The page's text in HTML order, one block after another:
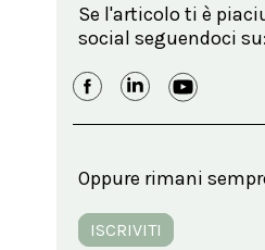
Se l'articolo ti è
social seguendoci su:
Oppure rimani
ISCRIVITI